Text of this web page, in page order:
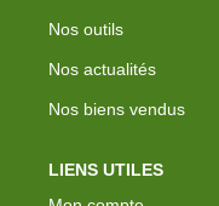
Nos outils
Nos actualités
Nos biens vendus
LIENS UTILES